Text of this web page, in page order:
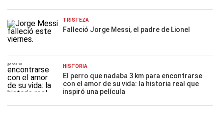
TRISTEZA
Falleció Jorge Messi, el padre de Lionel
HISTORIA
El perro que nadaba 3 km para encontrarse
con el amor de su vida: la historia real que
inspiró una película